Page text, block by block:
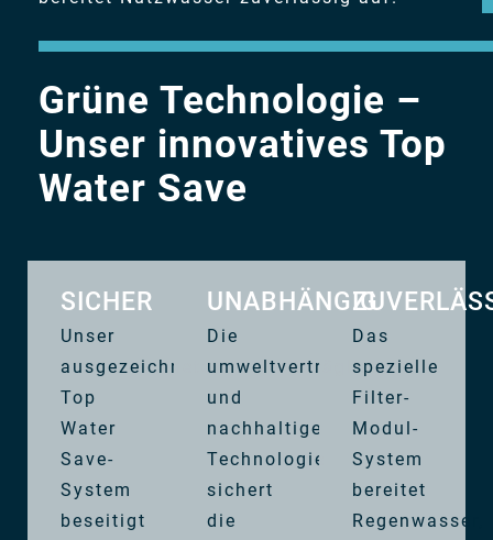
Grüne Technologie –
Unser innovatives Top
Water Save
SICHER
Unser
ausgezeichnetes
Top
Water
Save-
System
beseitigt
UNABHÄNGIG
Die
umweltverträgliche
und
nachhaltige
Technologie
sichert
die
Das
spezielle
Filter-
Modul-
System
bereitet
Regenwasser,